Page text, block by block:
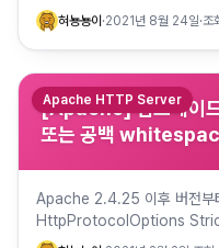
에 해주면, Root 가 아니라도
혀뇽뇽이 ·2021년 8월 24일·조
[Apache] 업그레이
또는 공백
Apache HTTP Server
Apache 2.4.25 이후 버전부
HttpProtocolOptions Strict
로 인해, 보통 “\n” “\n\n” 등